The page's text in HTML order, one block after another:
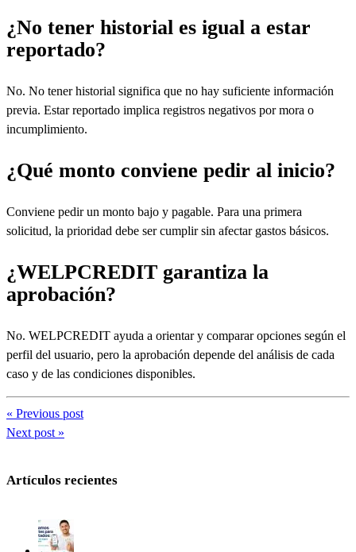
¿No tener historial es igual a estar
reportado?
No. No tener historial significa que no hay suficiente información
previa. Estar reportado implica registros negativos por mora o
incumplimiento.
¿Qué monto conviene pedir al inicio?
Conviene pedir un monto bajo y pagable. Para una primera
solicitud, la prioridad debe ser cumplir sin afectar gastos básicos.
¿WELPCREDIT garantiza la
aprobación?
No. WELPCREDIT ayuda a orientar y comparar opciones según el
perfil del usuario, pero la aprobación depende del análisis de cada
caso y de las condiciones disponibles.
« Previous post
Next post »
Artículos recientes